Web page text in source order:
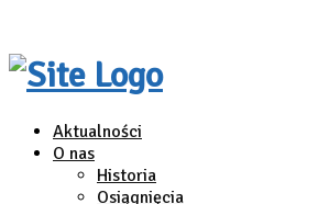
Aktualności
O nas
Historia
Osiągnięcia